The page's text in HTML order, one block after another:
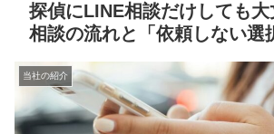
探偵にLINE相談だけしても
相談の流れと「依頼しない選
当社の紹介